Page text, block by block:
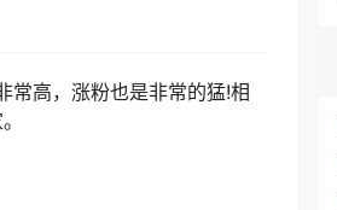
常高，涨粉也是非常的猛!相